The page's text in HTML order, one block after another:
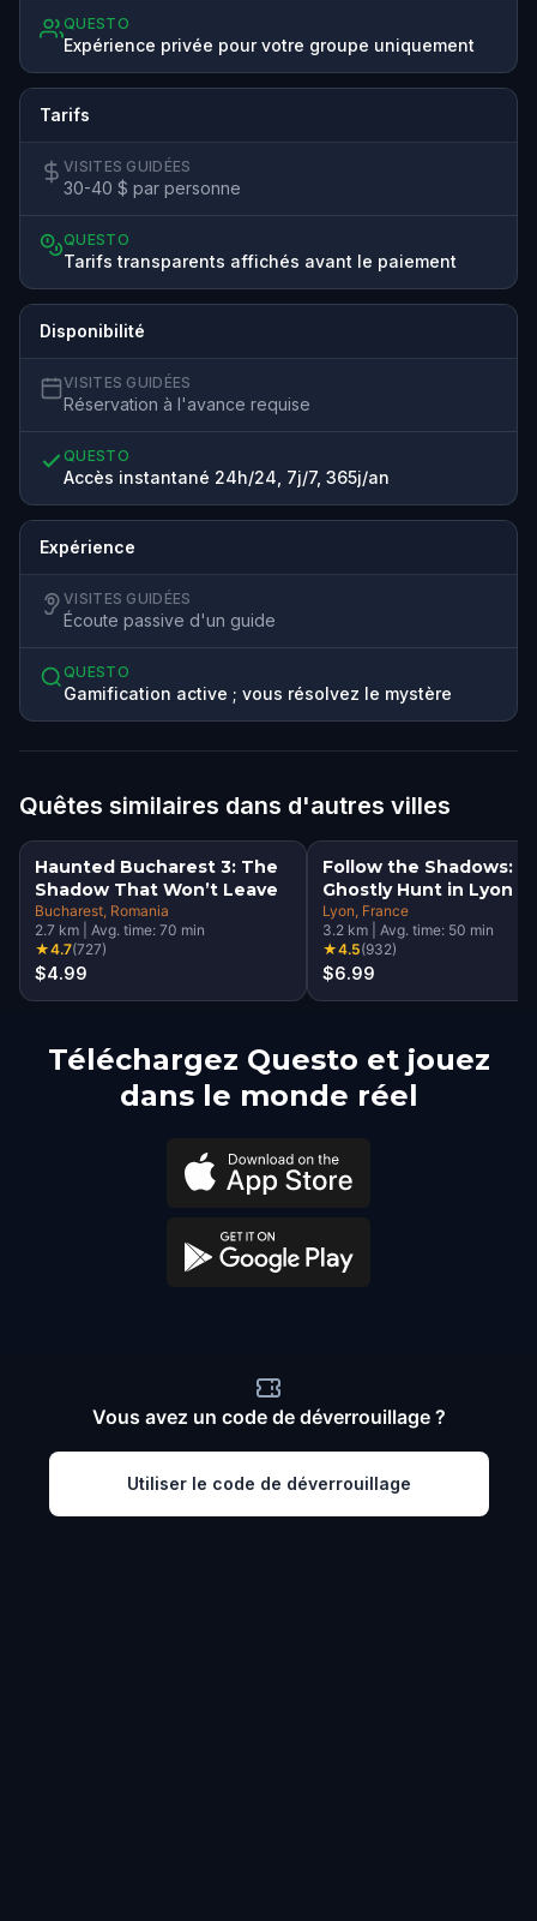
QUESTO
Expérience privée pour votre groupe uniquement
Tarifs
VISITES GUIDÉES
30-40 $ par personne
QUESTO
Tarifs transparents affichés avant le paiement
Disponibilité
VISITES GUIDÉES
Réservation à l'avance requise
QUESTO
Accès instantané 24h/24, 7j/7, 365j/an
Expérience
VISITES GUIDÉES
Écoute passive d'un guide
QUESTO
Gamification active ; vous résolvez le mystère
Quêtes similaires dans d'autres villes
Haunted Bucharest 3: The
Shadow That Won’t Leave
Bucharest , Romania
2.7 km Avg. time: 70 min
★4.7(727)
$4.99
Follow the Shadows: A
Ghostly Hunt in Lyon
Lyon , France
3.2 km Avg. time: 50 min
★4.5(932)
$6.99
Téléchargez Questo et jouez
dans le monde réel
Vous avez un code de déverrouillage ?
Utiliser le code de déverrouillage